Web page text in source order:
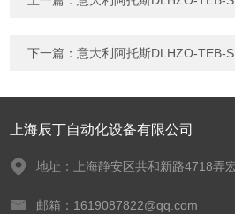
下一篇：意大利阿托斯DLHZO-TEB-
上海辰丁自动化设备有限公司
地址：上海静安区共和新路4718弄
邮箱：1619087822@qq.com